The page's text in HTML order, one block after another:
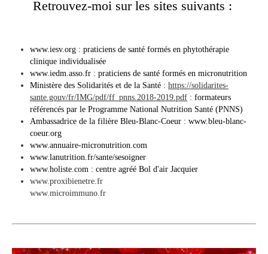
Retrouvez-moi sur les sites suivants :
www.iesv.org : praticiens de santé formés en phytothérapie
clinique individualisée
www.iedm.asso.fr : praticiens de santé formés en micronutrition
Ministère des Solidarités et de la Santé : https://solidarites-
sante.gouv/fr/IMG/pdf/ff_pnns.2018-2019.pdf : formateurs
référencés par le Programme National Nutrition Santé (PNNS)
Ambassadrice de la filière Bleu-Blanc-Coeur : www.bleu-blanc-
coeur.org
www.annuaire-micronutrition.com
www.lanutrition.fr/sante/sesoigner
www.holiste.com : centre agréé Bol d'air Jacquier
www.proxibienetre.fr
www.microimmuno.fr